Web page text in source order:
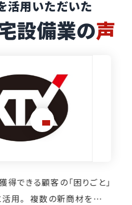
活用いただいた
設備業の声
を収集。縁もゆかりもない
なプラットフォーム。